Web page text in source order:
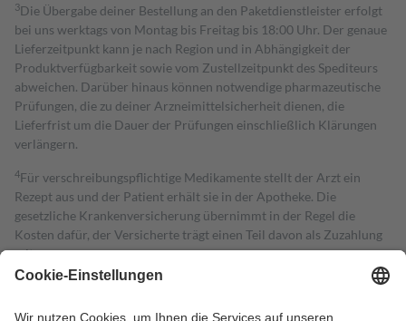
3Die Übergabe deiner Bestellung an den Paketdienstleister erfolgt
bei uns werktags von Montag bis Freitag bis 18:00 Uhr. Der genaue
Lieferzeitpunkt kann je nach Region und in Abhängigkeit der
Produktverfügbarkeit sowie vom Zustellzeitpunkt des Spediteurs
abweichen. Darüber hinaus können notwendige pharmazeutische
Prüfungen, die zu deiner Arzneimittelsicherheit dienen, die
Lieferfrist um die Dauer der Prüfungen einschließlich Klärungen
verlängern.
4Für verschreibungspflichtige Medikamente stellt der Arzt ein
Rezept aus und der Patient erhält sie in der Apotheke. Die
gesetzliche Krankenversicherung übernimmt in der Regel die
Kosten dafür, der Versicherte trägt einen Teil davon als Zuzahlung
mit.
Grundsätzlich leisten Mitglieder Zuzahlungen in Höhe von zehn
höchstens zehn Euro.
Es sind jedoch nie mehr als die tatsächlichen